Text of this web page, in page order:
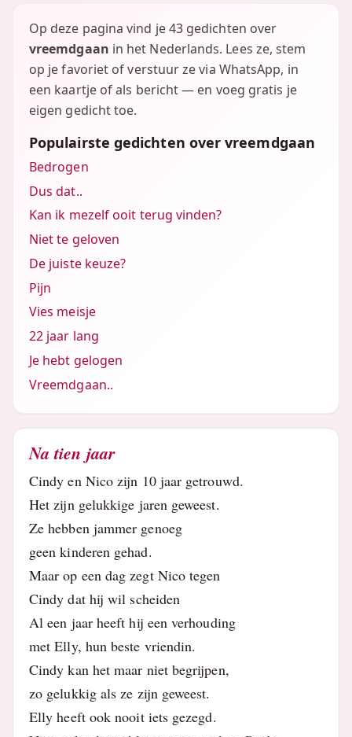
Op deze pagina vind je 43 gedichten over
vreemdgaan in het Nederlands. Lees ze, stem
op je favoriet of verstuur ze via WhatsApp, in
een kaartje of als bericht — en voeg gratis je
eigen gedicht toe.
Populairste gedichten over vreemdgaan
Bedrogen
Dus dat..
Kan ik mezelf ooit terug vinden?
Niet te geloven
De juiste keuze?
Pijn
Vies meisje
22 jaar lang
Je hebt gelogen
Vreemdgaan..
Na tien jaar
Cindy en Nico zijn 10 jaar getrouwd.
Het zijn gelukkige jaren geweest.
Ze hebben jammer genoeg
geen kinderen gehad.
Maar op een dag zegt Nico tegen
Cindy dat hij wil scheiden
Al een jaar heeft hij een verhouding
met Elly, hun beste vriendin.
Cindy kan het maar niet begrijpen,
zo gelukkig als ze zijn geweest.
Elly heeft ook nooit iets gezegd.